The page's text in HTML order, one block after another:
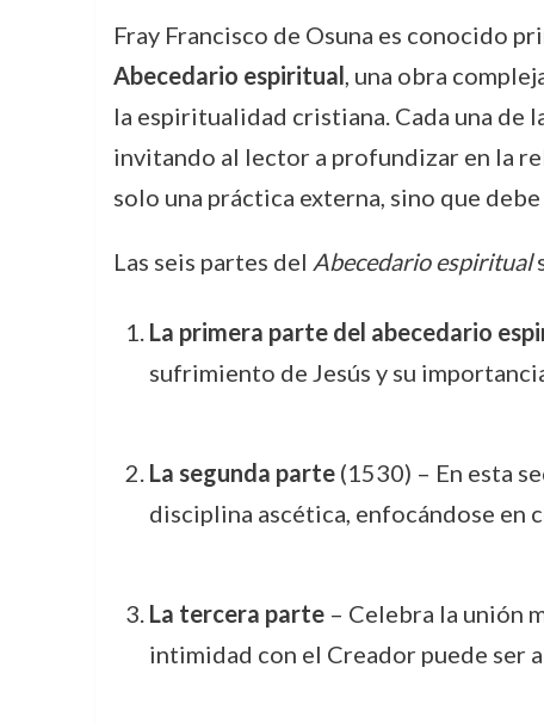
Fray Francisco de Osuna es conocido
Abecedario espiritual, una obra
la espiritualidad cristiana. Cada una de
invitando al lector a profundizar en la
solo una práctica externa, sino que
Las seis partes del Abecedario espiritual
La primera parte del abecedario
sufrimiento de Jesús y su
La segunda parte(1530) – En esta
disciplina ascética, enfocándose en
La tercera parte– Celebra la unión
intimidad con el Creador puede ser